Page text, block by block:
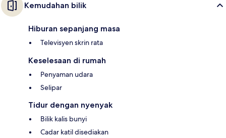
Kemudahan bilik
Hiburan sepanjang masa
Televisyen skrin rata
Keselesaan di rumah
Penyaman udara
Selipar
Tidur dengan nyenyak
Bilik kalis bunyi
Cadar katil disediakan